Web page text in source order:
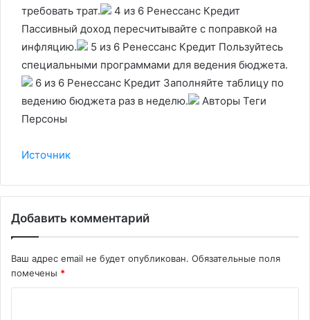
требовать трат.
4 из 6 Ренессанс Кредит
Пассивный доход пересчитывайте с поправкой на
инфляцию.
5 из 6 Ренессанс Кредит Пользуйтесь
специальными программами для ведения бюджета.
6 из 6 Ренессанс Кредит Заполняйте таблицу по
ведению бюджета раз в неделю.
Авторы Теги
Персоны
Источник
Добавить комментарий
Ваш адрес email не будет опубликован. Обязательные поля
помечены *